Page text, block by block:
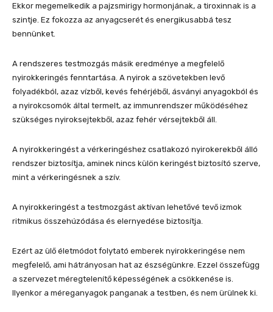
Ekkor megemelkedik a pajzsmirigy hormonjának, a tiroxinnak is a
szintje. Ez fokozza az anyagcserét és energikusabbá tesz
bennünket.
A rendszeres testmozgás másik eredménye a megfelelő
nyirokkeringés fenntartása. A nyirok a szövetekben levő
folyadékból, azaz vízből, kevés fehérjéből, ásványi anyagokból és
a nyirokcsomók által termelt, az immunrendszer működéséhez
szükséges nyiroksejtekből, azaz fehér vérsejtekből áll.
A nyirokkeringést a vérkeringéshez csatlakozó nyirokerekből álló
rendszer biztosítja, aminek nincs külön keringést biztosító szerve,
mint a vérkeringésnek a szív.
A nyirokkeringést a testmozgást aktívan lehetővé tevő izmok
ritmikus összehúzódása és elernyedése biztosítja.
Ezért az ülő életmódot folytató emberek nyirokkeringése nem
megfelelő, ami hátrányosan hat az észségünkre. Ezzel összefügg
a szervezet méregtelenítő képességének a csökkenése is.
Ilyenkor a méreganyagok panganak a testben, és nem ürülnek ki.